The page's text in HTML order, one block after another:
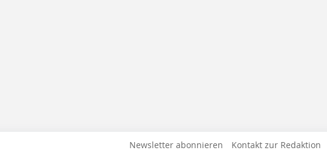
Newsletter abonnieren Kontakt zur Redaktion